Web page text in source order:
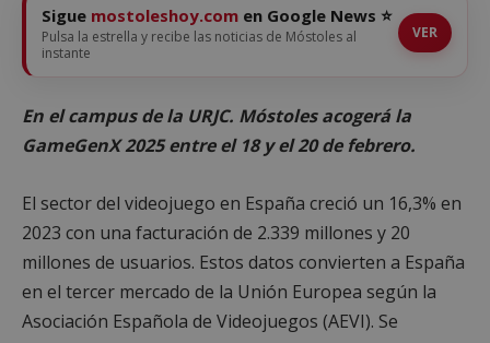
Sigue mostoleshoy.com en Google News ⭐
Pulsa la estrella y recibe las noticias de Móstoles al
instante
VER
En el campus de la URJC. Móstoles acogerá la
GameGenX 2025 entre el 18 y el 20 de febrero.
El sector del videojuego en España creció un 16,3% en
2023 con una facturación de 2.339 millones y 20
millones de usuarios. Estos datos convierten a España
en el tercer mercado de la Unión Europea según la
Asociación Española de Videojuegos (AEVI). Se